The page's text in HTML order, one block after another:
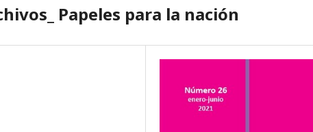
Papeles para la nación